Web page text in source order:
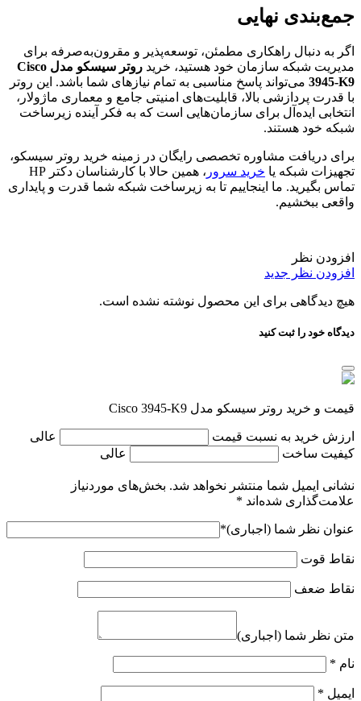
جمع‌بندی نهایی
اگر به دنبال راهکاری مطمئن، توسعه‌پذیر و مقرون‌به‌صرفه برای
مدیریت شبکه‌ سازمان خود هستید، خرید
روتر سیسکو مدل Cisco
3945-K9 می‌تواند پاسخ مناسبی به تمام نیازهای شما باشد. این روتر
با قدرت پردازشی بالا، قابلیت‌های امنیتی جامع و معماری ماژولار،
انتخابی ایده‌آل برای سازمان‌هایی است که به فکر آینده زیرساخت
شبکه خود هستند.
برای دریافت مشاوره تخصصی رایگان در زمینه خرید روتر سیسکو،
تجهیزات شبکه یا خرید سرور
، همین حالا با کارشناسان دکتر HP
تماس بگیرید. ما اینجاییم تا به زیرساخت شبکه شما قدرت و پایداری
واقعی ببخشیم.
افزودن نظر
افزودن نظر جدید
هیچ دیدگاهی برای این محصول نوشته نشده است.
دیدگاه خود را ثبت کنید
قیمت و خرید روتر سیسکو مدل Cisco 3945-K9
ارزش خرید به نسبت قیمت
عالی
کیفیت ساخت
عالی
نشانی ایمیل شما منتشر نخواهد شد. بخش‌های موردنیاز
علامت‌گذاری شده‌اند *
عنوان نظر شما (اجباری)*
نقاط قوت
نقاط ضعف
متن نظر شما (اجباری)
نام *
ایمیل *